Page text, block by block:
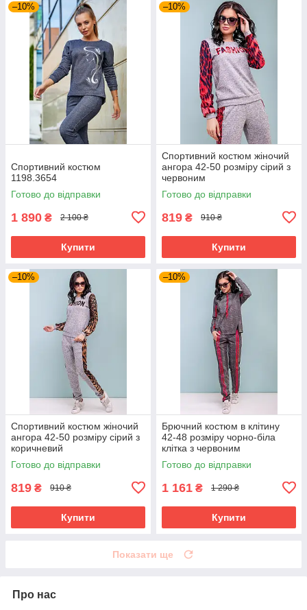
–10%
Спортивний костюм
1198.3654
Готово до відправки
1 890 ₴ 2 100 ₴
Купити
–10%
Спортивний костюм жіночий
ангора 42-50 розміру сірий з
червоним
Готово до відправки
819 ₴ 910 ₴
Купити
–10%
Спортивний костюм жіночий
ангора 42-50 розміру сірий з
коричневий
Готово до відправки
819 ₴ 910 ₴
Купити
–10%
Брючний костюм в клітину
42-48 розміру чорно-біла
клітка з червоним
Готово до відправки
1 161 ₴ 1 290 ₴
Купити
Показати ще
Про нас